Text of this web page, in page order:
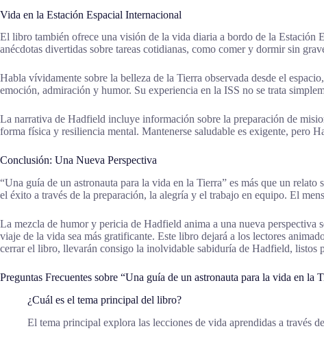
Vida en la Estación Espacial Internacional
El libro también ofrece una visión de la vida diaria a bordo de la Estación
anécdotas divertidas sobre tareas cotidianas, como comer y dormir sin
Habla vívidamente sobre la belleza de la Tierra observada desde el
emoción, admiración y humor. Su experiencia en la ISS no se trata
La narrativa de Hadfield incluye información sobre la preparación de
forma física y resiliencia mental. Mantenerse saludable es exigente, pero
Conclusión: Una Nueva Perspectiva
“Una guía de un astronauta para la vida en la Tierra” es más que un
el éxito a través de la preparación, la alegría y el trabajo en equipo. El
La mezcla de humor y pericia de Hadfield anima a una nueva perspectiva
viaje de la vida sea más gratificante. Este libro dejará a los lectores
cerrar el libro, llevarán consigo la inolvidable sabiduría de Hadfield, listos
Preguntas Frecuentes sobre “Una guía de un astronauta para la vida en la
¿Cuál es el tema principal del libro?
El tema principal explora las lecciones de vida aprendidas a través